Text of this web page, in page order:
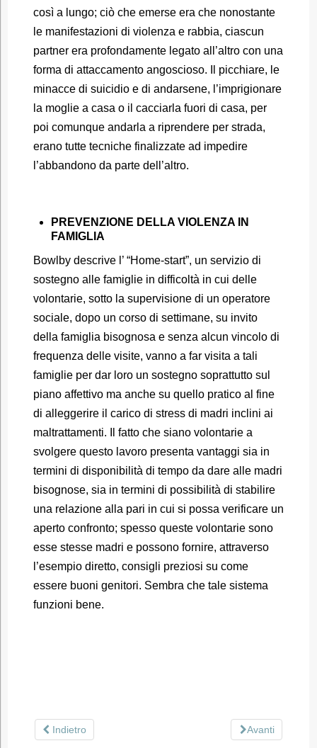
così a lungo; ciò che emerse era che nonostante
le manifestazioni di violenza e rabbia, ciascun
partner era profondamente legato all’altro con una
forma di attaccamento angoscioso. Il picchiare, le
minacce di suicidio e di andarsene, l’imprigionare
la moglie a casa o il cacciarla fuori di casa, per
poi comunque andarla a riprendere per strada,
erano tutte tecniche finalizzate ad impedire
l’abbandono da parte dell’altro.
PREVENZIONE DELLA VIOLENZA IN
FAMIGLIA
Bowlby descrive l’ “Home-start”, un servizio di
sostegno alle famiglie in difficoltà in cui delle
volontarie, sotto la supervisione di un operatore
sociale, dopo un corso di settimane, su invito
della famiglia bisognosa e senza alcun vincolo di
frequenza delle visite, vanno a far visita a tali
famiglie per dar loro un sostegno soprattutto sul
piano affettivo ma anche su quello pratico al fine
di alleggerire il carico di stress di madri inclini ai
maltrattamenti. Il fatto che siano volontarie a
svolgere questo lavoro presenta vantaggi sia in
termini di disponibilità di tempo da dare alle madri
bisognose, sia in termini di possibilità di stabilire
una relazione alla pari in cui si possa verificare un
aperto confronto; spesso queste volontarie sono
esse stesse madri e possono fornire, attraverso
l’esempio diretto, consigli preziosi su come
essere buoni genitori. Sembra che tale sistema
funzioni bene.
Indietro Avanti